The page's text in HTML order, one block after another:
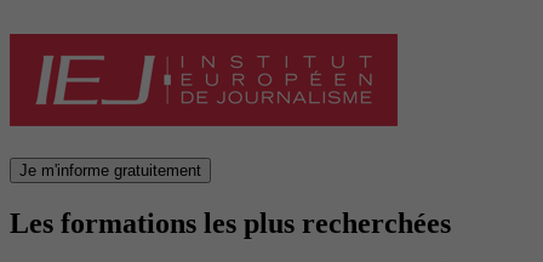
Je m'informe gratuitement
Les formations les plus recherchées